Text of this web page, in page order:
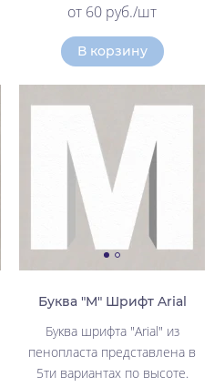
от 60 руб./шт
В корзину
Буква "М" Шрифт Arial
Буква шрифта "Arial" из
пенопласта представлена в
5ти вариантах по высоте.